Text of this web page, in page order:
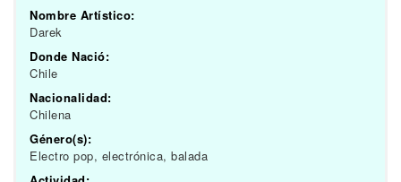
Nombre Artístico:
Darek
Donde Nació:
Chile
Nacionalidad:
Chilena
Género(s):
Electro pop, electrónica, balada